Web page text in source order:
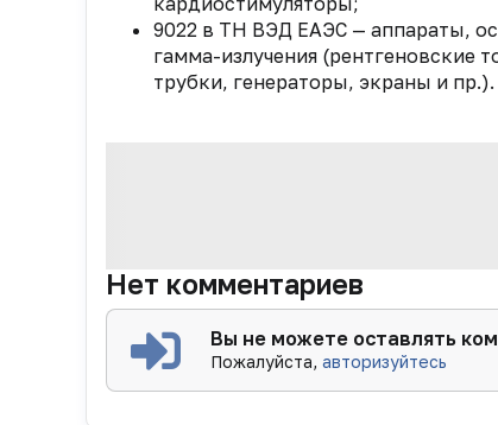
9022 в ТН ВЭД ЕАЭС — аппараты,
гамма-излучения (рентгеновские
трубки, генераторы, экраны и пр.).
Нет комментариев
Вы не можете оставлять
Пожалуйста,авторизуйтесь